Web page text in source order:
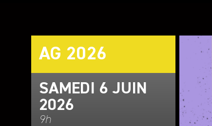
AG 2026
SAMEDI 6 JUIN
2026
9h